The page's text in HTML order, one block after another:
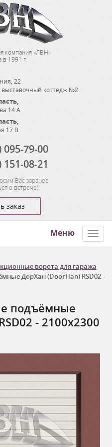
компания «ЛВН»
1991 г.
22
выставочный коттедж №2
,
14 А
,
17 В
095-79-00
151-08-21
Вас заранее
о встрече)
заказ
Меню
ворота для гаража
ДорХан (DoorHan) RSD02 -
подъёмные
- 2100x2300